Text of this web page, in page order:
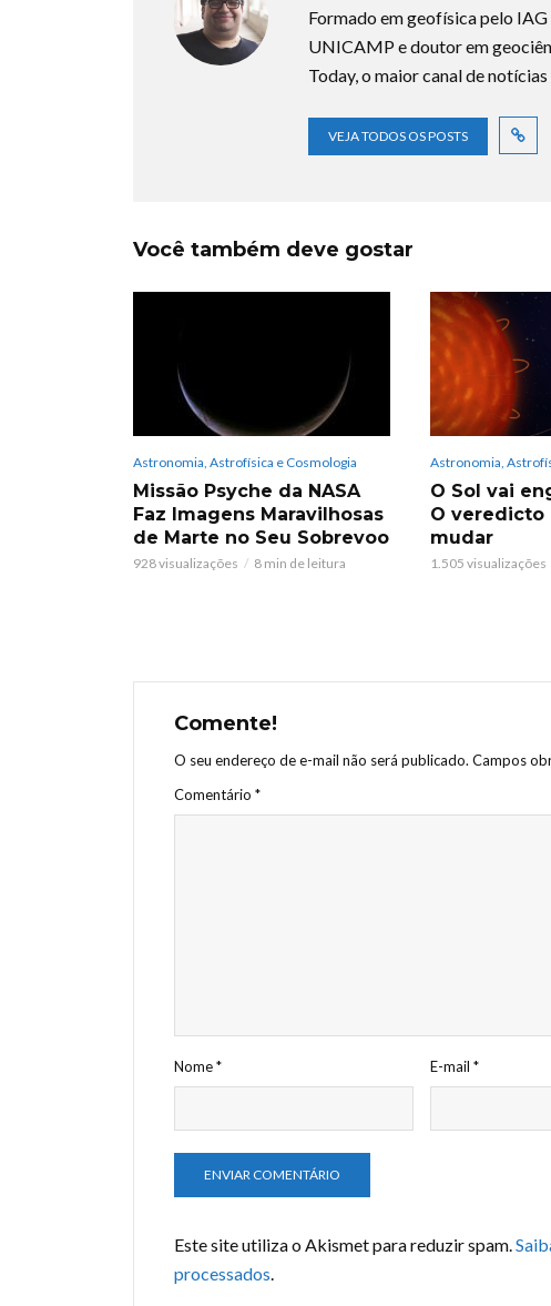
Formado em geofísica pelo
UNICAMP e doutor em
Today, o maior canal de
VEJA TODOS OS POSTS
Você também deve gostar
Astronomia, Astrofísica e Cosmologia
Missão Psyche da NASA
Faz Imagens Maravilhosas
de Marte no Seu Sobrevoo
928 visualizações 8 min de leitura
Astronomia,
O Sol vai
O veredicto
mudar
1.505 visualizações
Comente!
O seu endereço de e-mail não será publicado. Campos
Comentário *
Nome* E-mail*
Este site utiliza o Akismet para reduzir spam.
processados.